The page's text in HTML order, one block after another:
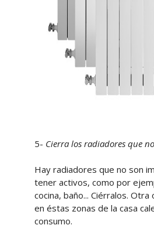
5- Cierra los radiadores que
Hay radiadores que no son
tener activos, como por
cocina, baño... Ciérralos.
en éstas zonas de la casa
consumo.